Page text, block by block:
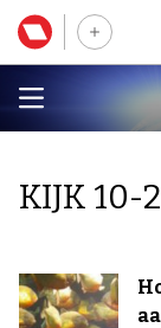
KIJK 10-